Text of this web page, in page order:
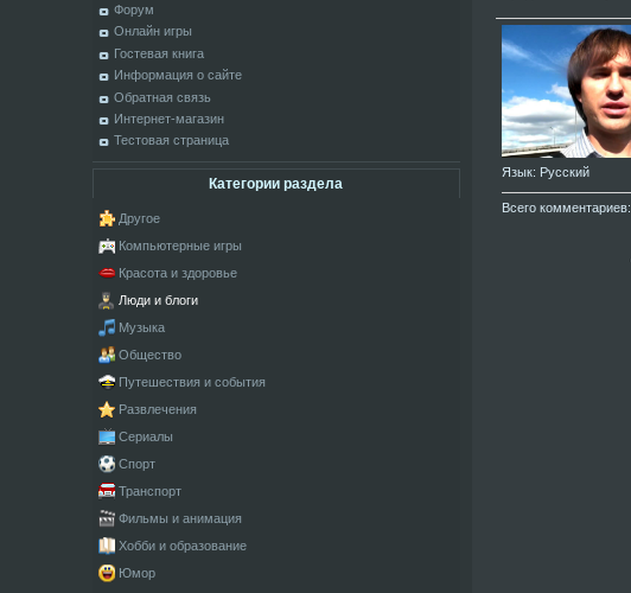
Форум
Онлайн игры
Гостевая книга
Информация о сайте
Обратная связь
Интернет-магазин
Тестовая страница
Категории раздела
Другое
Компьютерные игры
Красота и здоровье
Люди и блоги
Музыка
Общество
Путешествия и события
Развлечения
Сериалы
Спорт
Транспорт
Фильмы и анимация
Хобби и образование
Юмор
Язык: Русский
Всего комментариев: